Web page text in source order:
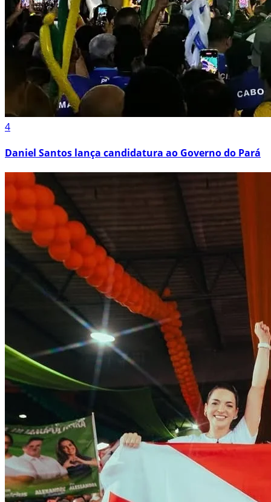
4
Daniel Santos lança candidatura ao Governo do Pará